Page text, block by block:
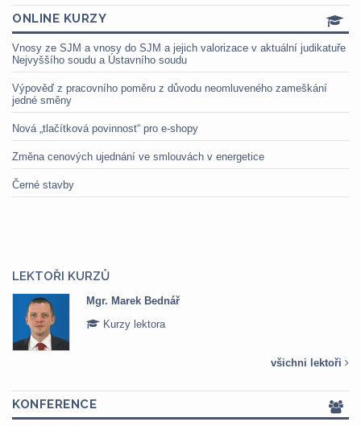
ONLINE KURZY
Vnosy ze SJM a vnosy do SJM a jejich valorizace v aktuální judikatuře
Nejvyššího soudu a Ústavního soudu
Výpověď z pracovního poměru z důvodu neomluveného zameškání
jedné směny
Nová „tlačítková povinnost“ pro e-shopy
Změna cenových ujednání ve smlouvách v energetice
Černé stavby
LEKTOŘI KURZŮ
Mgr. Marek Bednář
Kurzy lektora
všichni lektoři
KONFERENCE